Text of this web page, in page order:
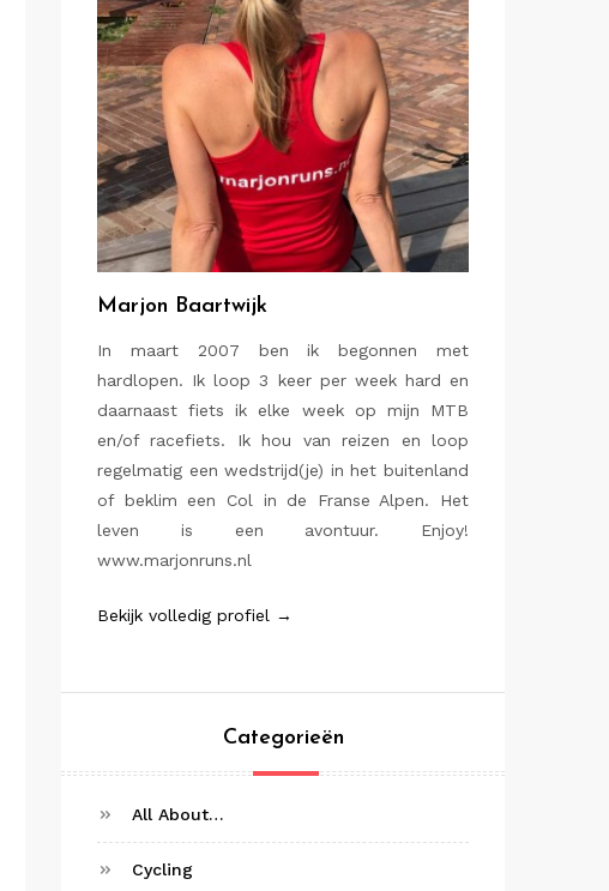
Marjon Baartwijk
In maart 2007 ben ik begonnen met
hardlopen. Ik loop 3 keer per week hard en
daarnaast fiets ik elke week op mijn MTB
en/of racefiets. Ik hou van reizen en loop
regelmatig een wedstrijd(je) in het buitenland
of beklim een Col in de Franse Alpen. Het
leven is een avontuur. Enjoy!
www.marjonruns.nl
Bekijk volledig profiel →
Categorieën
All About…
Cycling